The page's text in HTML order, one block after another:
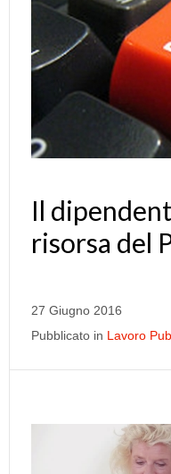
Il
risorsa del
27 Giugno 2016
Pubblicato in Lavoro